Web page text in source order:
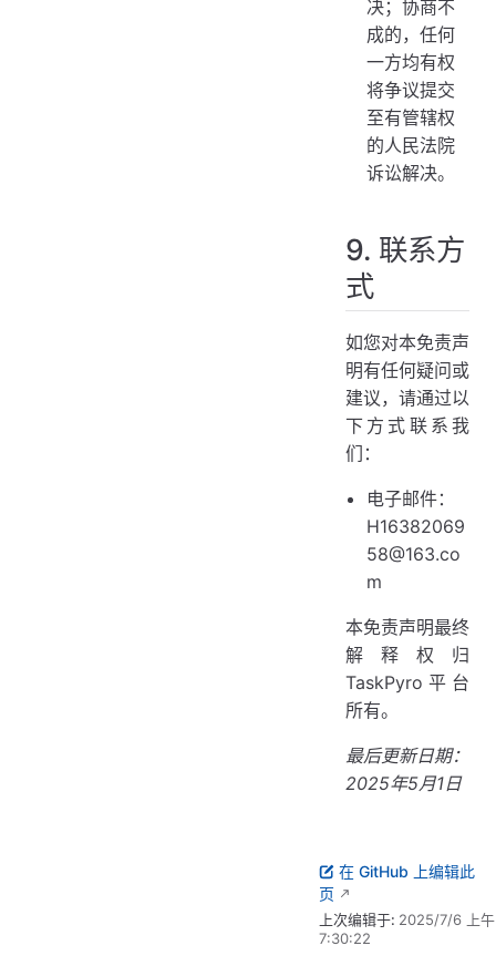
决；协商不
成的，任何
一方均有权
将争议提交
至有管辖权
的人民法院
诉讼解决。
9. 联系方
式
如您对本免责声
明有任何疑问或
建议，请通过以
下方式联系我
们：
电子邮件：
H16382069
58@163.co
m
本免责声明最终
解释权归
TaskPyro平台
所有。
最后更新日期：
2025年5月1日
在 GitHub 上编辑此
页
上次编辑于: 2025/7/6 上午
7:30:22